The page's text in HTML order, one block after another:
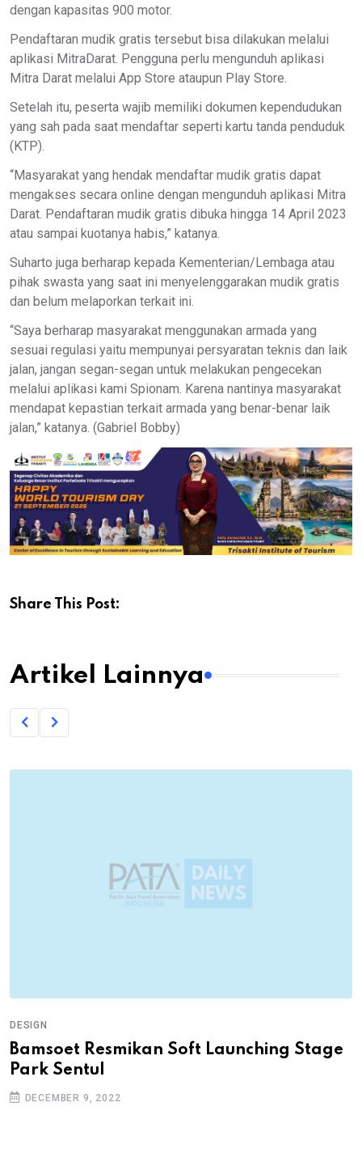
dengan kapasitas 900 motor.
Pendaftaran mudik gratis tersebut bisa dilakukan melalui
aplikasi MitraDarat. Pengguna perlu mengunduh aplikasi
Mitra Darat melalui App Store ataupun Play Store.
Setelah itu, peserta wajib memiliki dokumen kependudukan
yang sah pada saat mendaftar seperti kartu tanda penduduk
(KTP).
“Masyarakat yang hendak mendaftar mudik gratis dapat
mengakses secara online dengan mengunduh aplikasi Mitra
Darat. Pendaftaran mudik gratis dibuka hingga 14 April 2023
atau sampai kuotanya habis,” katanya.
Suharto juga berharap kepada Kementerian/Lembaga atau
pihak swasta yang saat ini menyelenggarakan mudik gratis
dan belum melaporkan terkait ini.
“Saya berharap masyarakat menggunakan armada yang
sesuai regulasi yaitu mempunyai persyaratan teknis dan laik
jalan, jangan segan-segan untuk melakukan pengecekan
melalui aplikasi kami Spionam. Karena nantinya masyarakat
mendapat kepastian terkait armada yang benar-benar laik
jalan,” katanya. (Gabriel Bobby)
Share This Post:
Artikel Lainnya
DESIGN
Bamsoet Resmikan Soft Launching Stage
Park Sentul
DECEMBER 9, 2022